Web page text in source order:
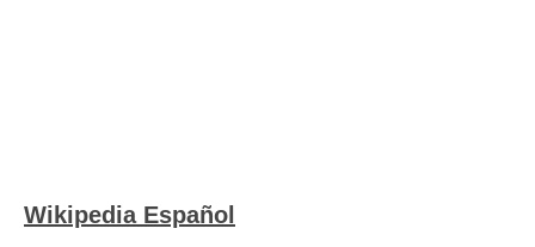
Wikipedia Español